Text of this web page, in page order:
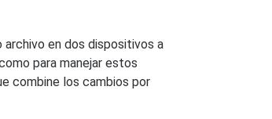
archivo en dos dispositivos a
para manejar estos
combine los cambios por